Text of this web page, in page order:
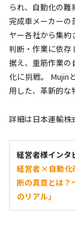
られ、自動化の難
完成車メーカーの
ヤー各社から集
判断・作業に依存
据え、重筋作業の
化に挑戦。 Mujin
用した、革新的な
詳細は日本運輸株
経営者様インタ
経営者×自動化
断の真意とは？
のリアル」